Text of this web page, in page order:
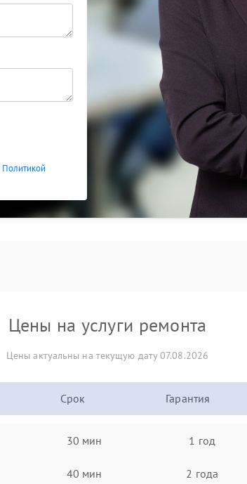
Политикой
Цены на услуги ремонта
Цены актуальны на текущую дату 07.08.2026
Срок Гарантия
30 мин 1 год
40 мин 2 года